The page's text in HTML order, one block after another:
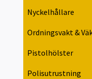
Nyckelhållare
Ordningsvakt &
Pistolhölster
Polisutrustning